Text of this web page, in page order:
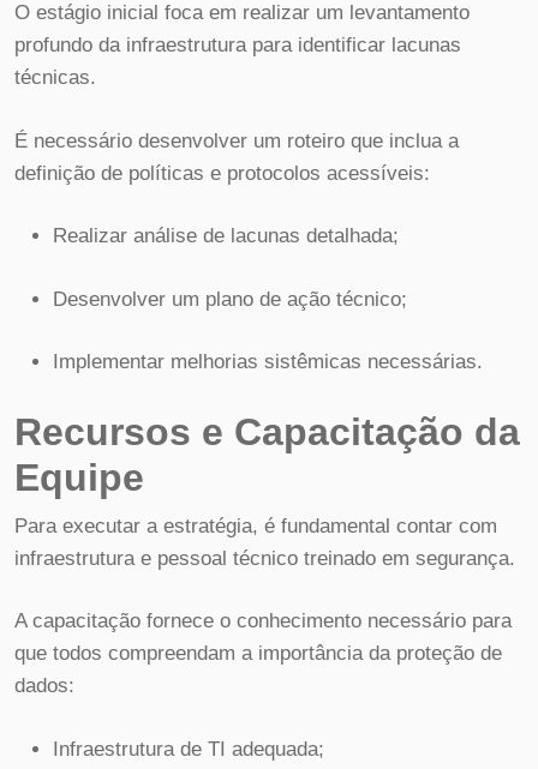
O estágio inicial foca em realizar um levantamento
profundo da infraestrutura para identificar lacunas
técnicas.
É necessário desenvolver um roteiro que inclua a
definição de políticas e protocolos acessíveis:
Realizar análise de lacunas detalhada;
Desenvolver um plano de ação técnico;
Implementar melhorias sistêmicas necessárias.
Recursos e Capacitação da
Equipe
Para executar a estratégia, é fundamental contar com
infraestrutura e pessoal técnico treinado em segurança.
A capacitação fornece o conhecimento necessário para
que todos compreendam a importância da proteção de
dados:
Infraestrutura de TI adequada;